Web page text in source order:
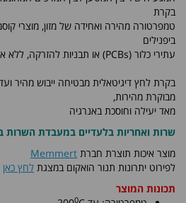
בקרת
טמפרטורה מהירה ואחידה של מזון, מוצרי
ביפנילים
עתירי כלור (PCBs) או תבניות להזרקה, ללא אובדן חום.
בקרת לחץ דיגיטאלית מבטיחה ייבוש מהיר
מבוקרת מהירות,
מאד יעילה וחוסכת באנרגיה
שרות ואחריות בלעדיים במעבדת השרות
מוצר איכות תוצרת חברת Memmert
לפירוט יתרונות תנור הואקום במצגת לחץ כאן
תכונות המוצר
0